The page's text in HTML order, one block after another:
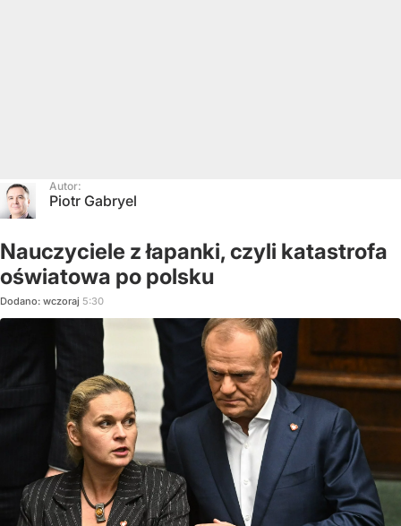
Autor:
Piotr Gabryel
Nauczyciele z łapanki, czyli katastrofa
oświatowa po polsku
Dodano: wczoraj 5:30